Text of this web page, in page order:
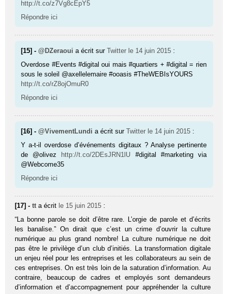
http://t.co/z7Vg8cEpY5
Répondre ici
[15] -@DZeraoui a écrit surTwitter le 14 juin 2015 :
Overdose #Events #digital oui mais #quartiers + #digital = rien
sous le soleil @axellelemaire #ooasis #TheWEBIsYOURS
http://t.co/rZ8ojOmuR0
Répondre ici
[16] -@VivementLundi a écrit surTwitter le 14 juin 2015 :
Y a-t-il overdose d’événements digitaux ? Analyse pertinente
de @olivez
http://t.co/2DEsJRN1lU #digital #marketing via
@Webcome35
Répondre ici
[17] -tt a écrit le 15 juin 2015 :
“La bonne parole se doit d’être rare. L’orgie de parole et d’écrits
les banalise.” On dirait que c’est un crime d’ouvrir la culture
numérique au plus grand nombre! La culture numérique ne doit
pas être le privilège d’un club d’initiés. La transformation digitale
un enjeu réel pour les entreprises et les collaborateurs au sein de
ces entreprises. On est très loin de la saturation d’information. Au
contraire, beaucoup de cadres et employés sont demandeurs
d’information et d’accompagnement pour appréhender la culture